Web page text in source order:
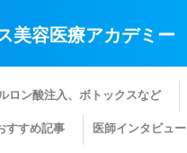
美容医療アカデミー
ロン酸注入、ボトックスなど
すすめ記事 医師インタビュー